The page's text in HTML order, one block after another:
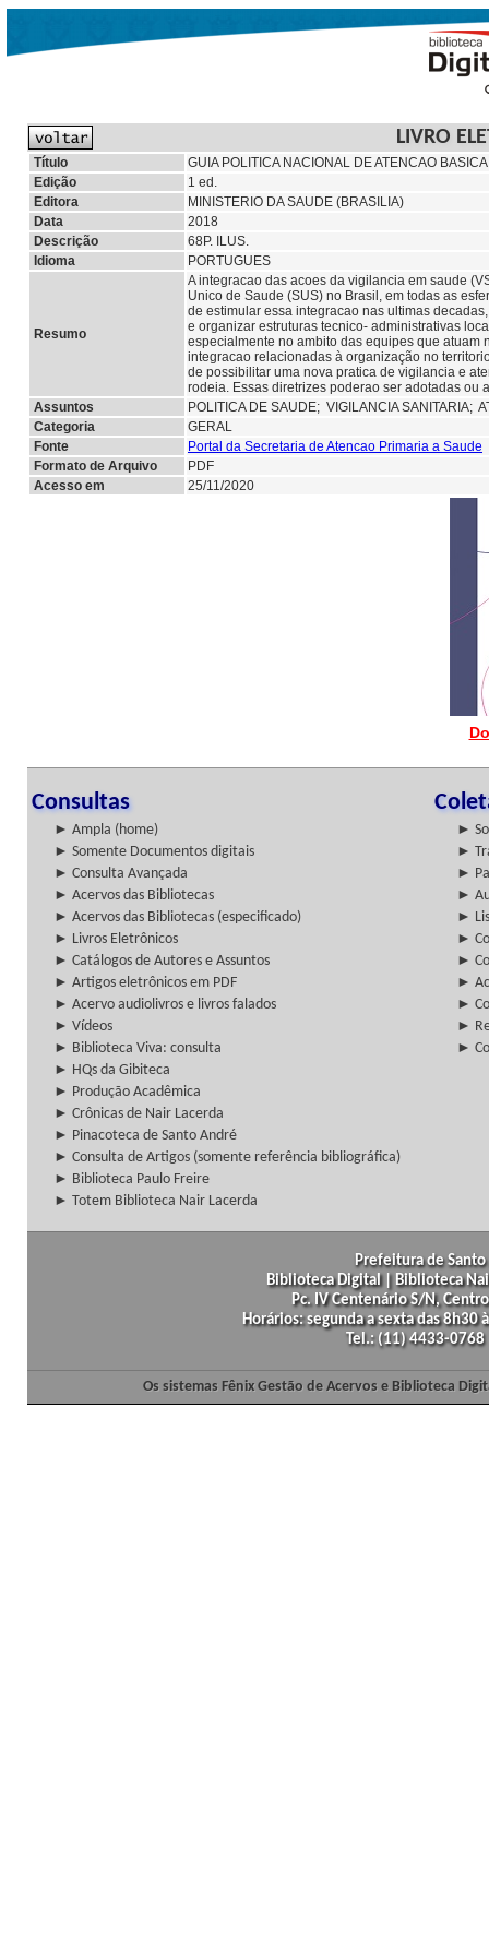
LIVRO
Título
GUIA POLITICA NACIONAL DE ATENCAO
Edição
1 ed.
Editora
MINISTERIO DA SAUDE (BRASILIA)
Data
2018
Descrição
68P. ILUS.
Idioma
PORTUGUES
Resumo
A integracao das acoes da vigilancia em saude
Unico de Saude (SUS) no Brasil, em todas as
de estimular essa integracao nas ultimas
e organizar estruturas tecnico- administrativas
especialmente no ambito das equipes que atuam
integracao relacionadas à organização no
de possibilitar uma nova pratica de vigilancia e
rodeia. Essas diretrizes poderao ser adotadas ou
Assuntos
POLITICA DE SAUDE; VIGILANCIA SANITARIA;
Categoria
GERAL
Fonte
Portal da Secretaria de Atencao Primaria a Saude
Formato de Arquivo
PDF
Acesso em
25/11/2020
Consultas
► Ampla (home)
►
► Somente Documentos digitais
►
► Consulta Avançada
►
► Acervos das Bibliotecas
►
► Acervos das Bibliotecas (especificado)
►
► Livros Eletrônicos
►
► Catálogos de Autores e Assuntos
►
► Artigos eletrônicos em PDF
►
► Acervo audiolivros e livros falados
►
► Vídeos
►
► Biblioteca Viva: consulta
►
► HQs da Gibiteca
► Produção Acadêmica
► Crônicas de Nair Lacerda
► Pinacoteca de Santo André
► Consulta de Artigos (somente referência bibliográfica)
► Biblioteca Paulo Freire
► Totem Biblioteca Nair Lacerda
Prefeitura de
Biblioteca Digital | Biblioteca
Pc. IV Centenário S/N,
Horários: segunda a sexta das
Tel.: (11) 4433-
Os sistemas Fênix Gestão de Acervos e Biblioteca